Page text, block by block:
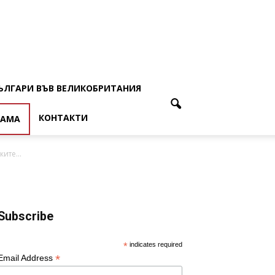
ВЪВ ВЕЛИКОБРИТАНИЯ
КОНТАКТИ
* indicates required
Address *